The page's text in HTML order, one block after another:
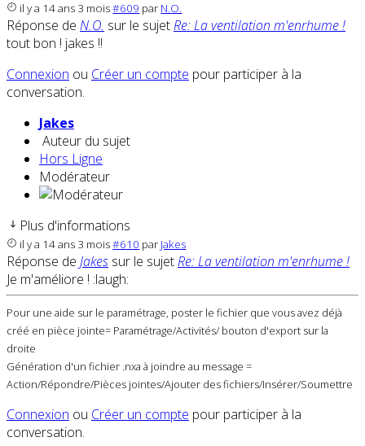
il y a 14 ans 3 mois#609 par N.O.
Réponse de N.O. sur le sujetRe: La ventilation m'enrhume !
tout bon ! jakes !!
Connexion ou Créer un compte pour participer à la
conversation.
Jakes
Auteur du sujet
Hors Ligne
Modérateur
Plus d'informations
il y a 14 ans 3 mois#610 par Jakes
Réponse de Jakes sur le sujetRe: La ventilation m'enrhume !
Je m'améliore ! :laugh:
Pour une aide sur le paramétrage, poster le fichier que vous avez déjà
créé en pièce jointe= Paramétrage/Activités/ bouton d'export sur la
droite
Génération d'un fichier .nxa à joindre au message =
Action/Répondre/Pièces jointes/Ajouter des fichiers/Insérer/Soumettre
Connexion ou Créer un compte pour participer à la
conversation.